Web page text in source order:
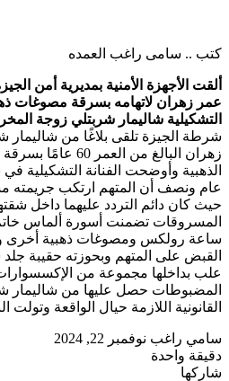
كتب .. سامى راغب العمده
ألقت الأجهزة الأمنية بمديرية أمن
عمر زهران لاتهامه بسرقة مصوغات
التشكيلية شاليمار شربتلي زوجة
شرطة الجيزة تلقى بلاغًا من شاليمار
زهران البالغ من
الذهبية وأوضحت الفنانة التشكيلية في
عام ونصف أن المتهم ارتكب جريمته
حيث كان دائم التردد عليهما داخل
ساعة رولكس ومصوغات ذهبية أخرى
علب بداخلها مجموعة من الإكسسوارات
المضبوطات حصل عليها من شاليمار
القانونية اللازمة حيال الواقعة وتولت
سامي راغب أرسل
نوفمبر 22, 2024
دقيقة واحدة
فيسبوك
‫X
لينكدإن
بينتيريست
‫Pocket
واتساب
تيلقرام
ڤايبر
لاين
شاركها